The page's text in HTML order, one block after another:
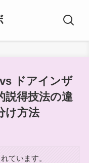
ドアインザ
説得技法の違
け方法
ています。